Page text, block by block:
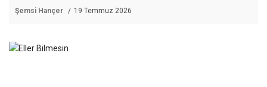
Şemsi Hançer 19 Temmuz 2026